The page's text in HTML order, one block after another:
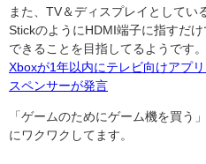
また、TV＆ディスプレイとして
StickのようにHDMI端子に指すだ
できることを目指してるようです。
Xboxが1年以内にテレビ向けアプ
スペンサーが発言
「ゲームのためにゲーム機を買う
にワクワクしてます。